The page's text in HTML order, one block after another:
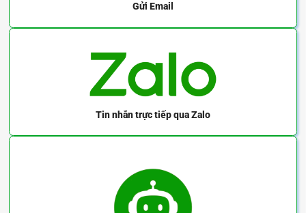
Gửi Email
Tin nhắn trực tiếpqua Zalo